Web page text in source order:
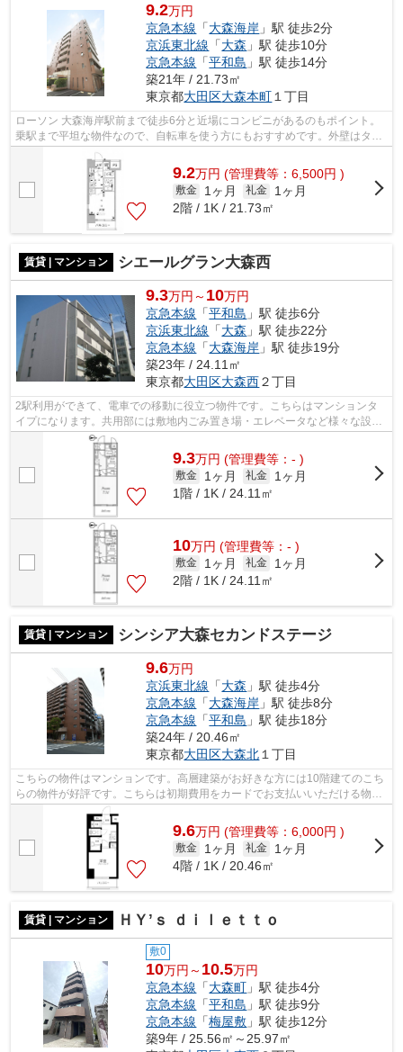
9.2万円
京急本線 「大森海岸 」駅 徒歩2分
京浜東北線 「大森 」駅 徒歩10分
京急本線 「平和島 」駅 徒歩14分
築21年 / 21.73㎡
東京都大田区大森本町１丁目
ローソン 大森海岸駅前まで徒歩6分と近場にコンビニがあるのもポイント。
乗駅まで平坦な物件なので、自転車を使う方にもおすすめです。外壁はタイ
ル張りとなっていて、外観が素敵です...
9.2万円 (管理費等：6,500円 )
敷金 1ヶ月 礼金
1ヶ月
2階 / 1K / 21.73㎡
賃貸 | マンション シエールグラン大森西
9.3万円～ 10万円
京急本線 「平和島 」駅 徒歩6分
京浜東北線 「大森 」駅 徒歩22分
京急本線 「大森海岸 」駅 徒歩19分
築23年 / 24.11㎡
東京都大田区大森西２丁目
2駅利用ができて、電車での移動に役立つ物件です。こちらはマンションタ
イプになります。共用部には敷地内ごみ置き場・エレベータなど様々な設備
やサービスが揃っているので便利です。...
9.3万円 (管理費等：- )
敷金 1ヶ月 礼金
1ヶ月
1階 / 1K / 24.11㎡
10万円 (管理費等：- )
敷金 1ヶ月 礼金
1ヶ月
2階 / 1K / 24.11㎡
賃貸 | マンション シンシア大森セカンドステージ
9.6万円
京浜東北線 「大森 」駅 徒歩4分
京急本線 「大森海岸 」駅 徒歩8分
京急本線 「平和島 」駅 徒歩18分
築24年 / 20.46㎡
東京都大田区大森北 １丁目
こちらの物件はマンションです。高層建築がお好きな方には10階建てのこち
らの物件が好評です。こちらは初期費用をカードでお支払いいただける物件
なので、支払い手続きの手間が省けま...
9.6万円 (管理費等：6,000円 )
敷金 1ヶ月 礼金
1ヶ月
4階 / 1K / 20.46㎡
賃貸 | マンション ＨＹ’ｓ ｄｉｌｅｔｔｏ
敷0
10万円～ 10.5万円
京急本線 「大森町 」駅 徒歩4分
京急本線 「平和島 」駅 徒歩9分
京急本線 「梅屋敷 」駅 徒歩12分
築9年 / 25.56㎡～25.97㎡